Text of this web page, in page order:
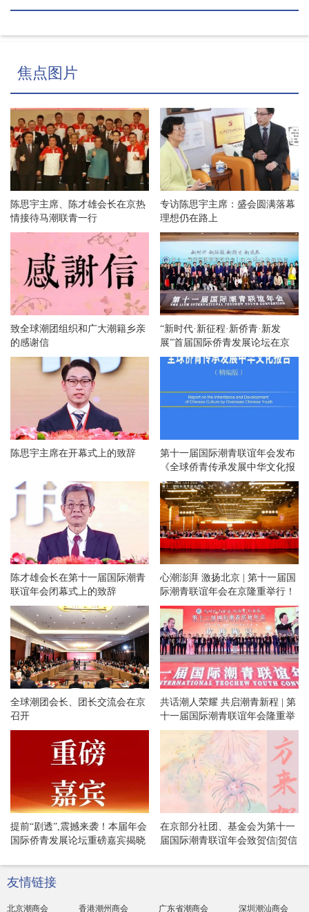
焦点图片
陈思宇主席、陈才雄会长在京热
情接待马潮联青一行
专访陈思宇主席：盛会圆满落幕
理想仍在路上
致全球潮团组织和广大潮籍乡亲
的感谢信
“新时代·新征程·新侨青·新发
展”首届国际侨青发展论坛在京
举办
陈思宇主席在开幕式上的致辞
第十一届国际潮青联谊年会发布
《全球侨青传承发展中华文化报
告》
陈才雄会长在第十一届国际潮青
联谊年会闭幕式上的致辞
心潮澎湃 激扬北京 | 第十一届国
际潮青联谊年会在京隆重举行！
全球潮团会长、团长交流会在京
召开
共话潮人荣耀 共启潮青新程 | 第
十一届国际潮青联谊年会隆重举
办欢迎晚宴和专场文艺晚会！
提前“剧透”,震撼来袭！本届年会
国际侨青发展论坛重磅嘉宾揭晓
在京部分社团、基金会为第十一
届国际潮青联谊年会致贺信|贺信
友情链接
北京潮商会 香港潮州商会 广东省潮商会 深圳潮汕商会